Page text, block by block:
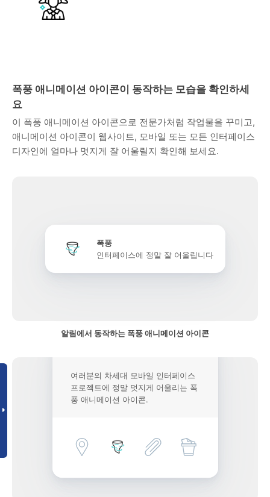
폭풍 애니메이션 아이콘이 동작하는 모습을 확인하세
요
이 폭풍 애니메이션 아이콘으로 전문가처럼 작업물을 꾸미고,
애니메이션 아이콘이 웹사이트, 모바일 또는 모든 인터페이스
디자인에 얼마나 멋지게 잘 어울릴지 확인해 보세요.
폭풍
인터페이스에 정말 잘 어울립니다
알림에서 동작하는 폭풍 애니메이션 아이콘
여러분의 차세대 모바일 인터페이스
프로젝트에 정말 멋지게 어울리는 폭
풍 애니메이션 아이콘.